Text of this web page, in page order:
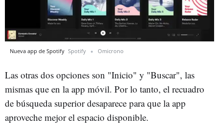
Nueva app de Spotify Spotify Omicrono
Las otras dos opciones son "Inicio" y "Buscar", las
mismas que en la app móvil. Por lo tanto, el recuadro
de búsqueda superior desaparece para que la app
aproveche mejor el espacio disponible.